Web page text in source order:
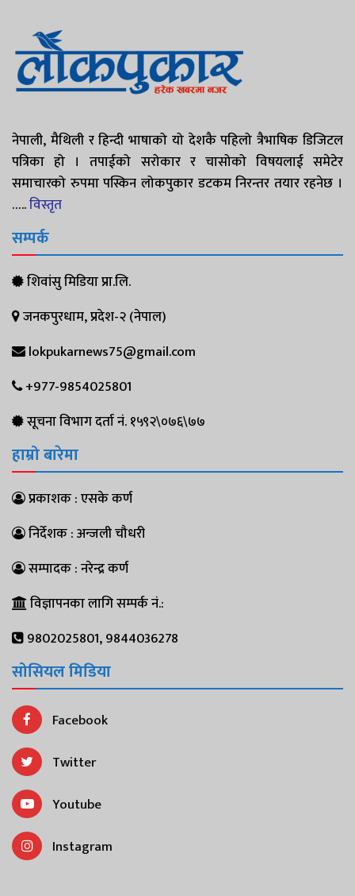
नेपाली, मैथिली र हिन्दी भाषाको यो देशकै पहिलो त्रैभाषिक डिजिटल
पत्रिका हो । तपाईको सरोकार र चासोको विषयलाई समेटेर
समाचारको रुपमा पस्किन लोकपुकार डटकम निरन्तर तयार रहनेछ ।
…..विस्तृत
सम्पर्क
शिवांसु मिडिया प्रा.लि.
जनकपुरधाम, प्रदेश-२ (नेपाल)
lokpukarnews75@gmail.com
+977-9854025801
सूचना विभाग दर्ता नं. १५९२\०७६\७७
हाम्रो बारेमा
प्रकाशक : एसके कर्ण
निर्देशक : अन्जली चौधरी
सम्पादक : नरेन्द्र कर्ण
विज्ञापनका लागि सम्पर्क नं.:
9802025801, 9844036278
सोसियल मिडिया
Facebook
Twitter
Youtube
Instagram